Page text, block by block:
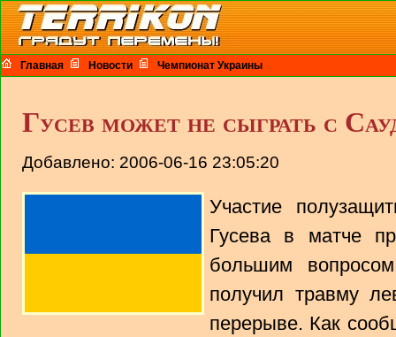
Главная Новости Чемпионат Украины
Гусев может не сыграть с
Добавлено: 2006-06-16 23:05:20
Участие
Гусева в матче
большим
получил травму
перерыве. Как